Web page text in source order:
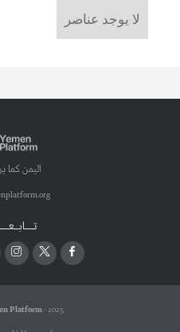
لا يوجد عناصر
اليمن كما
Platform- 2025